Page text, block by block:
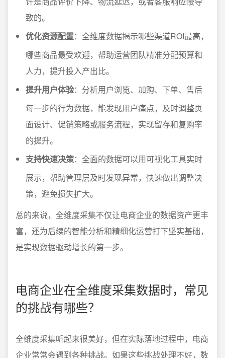
致的。
优化资源配置：全维度数据揭示哪些渠道ROI最高，
哪些商品最受欢迎，帮助运营团队精准分配预算和
人力，提升投入产出比。
提升用户体验：分析用户浏览、加购、下单、售后
每一步的行为数据，能发现用户痛点，及时调整页
面设计、促销策略或服务流程，实现留存和复购率
的提升。
支持快速决策：全面的数据可以用可视化工具实时
展示，帮助管理层及时发现异常，快速做出调整决
策，避免损失扩大。
总的来说，全维度采集不仅让电商企业的数据资产更丰
富，还为后续的智能分析和精细化运营打下坚实基础，
是实现数据驱动增长的第一步。
电商企业在全维度采集数据时，常见
的挑战有哪些？
全维度采集听起来很美好，但在实际落地过程中，电商
企业常常会遇到各种挑战。如果这些挑战处理不好，数